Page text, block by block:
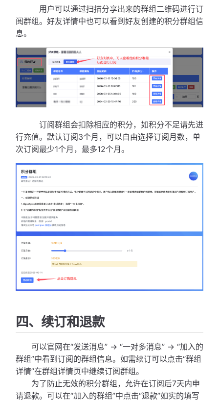
用户可以通过扫描分享出来的群组二维码进行订
阅群组。好友详情中也可以看到好友创建的积分群组信
息。
订阅群组会扣除相应的积分，如积分不足请先进
行充值。默认订阅3个月，可以自由选择订阅月数，单
次订阅最少1个月，最多12个月。
四、续订和退款
可以官网在“发送消息” -> “一对多消息” -> “加入的
群组”中看到订阅的群组信息。如需续订可以点击“群组
详情”在群组详情页中继续订阅群组。
为了防止无效的积分群组，允许在订阅后7天内申
请退款。可以在“加入的群组”中点击“退款”如实的填写